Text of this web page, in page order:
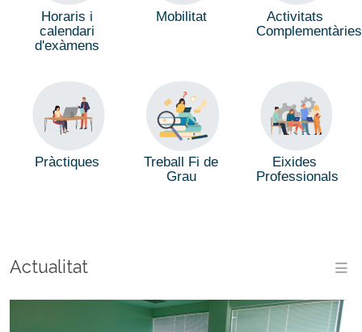
Horaris i
calendari
d'exàmens
Mobilitat
Activitats
Complementàries
Pràctiques
Treball Fi de
Grau
Eixides
Professionals
Actualitat